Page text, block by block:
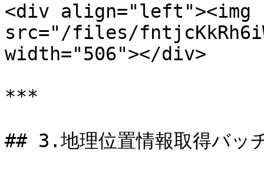
<div align="left"><img
src="/files/
width="506"></div>
***
## 3.地理位置情報取得バッ